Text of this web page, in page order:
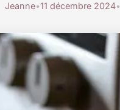
Jeanne•11 décembre 2024•